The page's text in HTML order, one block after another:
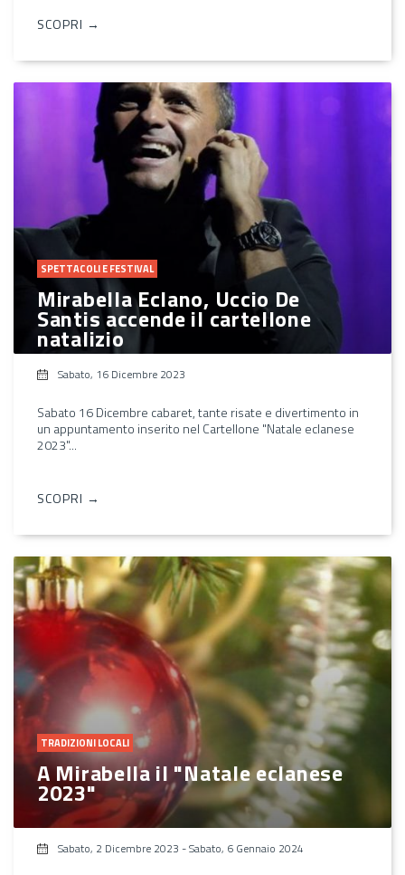
SCOPRI →
SPETTACOLI E FESTIVAL
Mirabella Eclano, Uccio De
Santis accende il cartellone
natalizio
Sabato, 16 Dicembre 2023
Sabato 16 Dicembre cabaret, tante risate e divertimento in
un appuntamento inserito nel Cartellone "Natale eclanese
2023"...
SCOPRI →
TRADIZIONI LOCALI
A Mirabella il "Natale eclanese
2023"
Sabato, 2 Dicembre 2023 -Sabato, 6 Gennaio 2024